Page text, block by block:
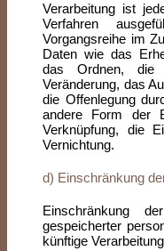
Verarbeitung ist
Verfahren
Vorgangsreihe im
Daten wie das
das Ordnen, die
Veränderung, das
die Offenlegung
andere Form der
Verknüpfung, die
Vernichtung.
d) Einschränkung
Einschränkung
gespeicherter
künftige